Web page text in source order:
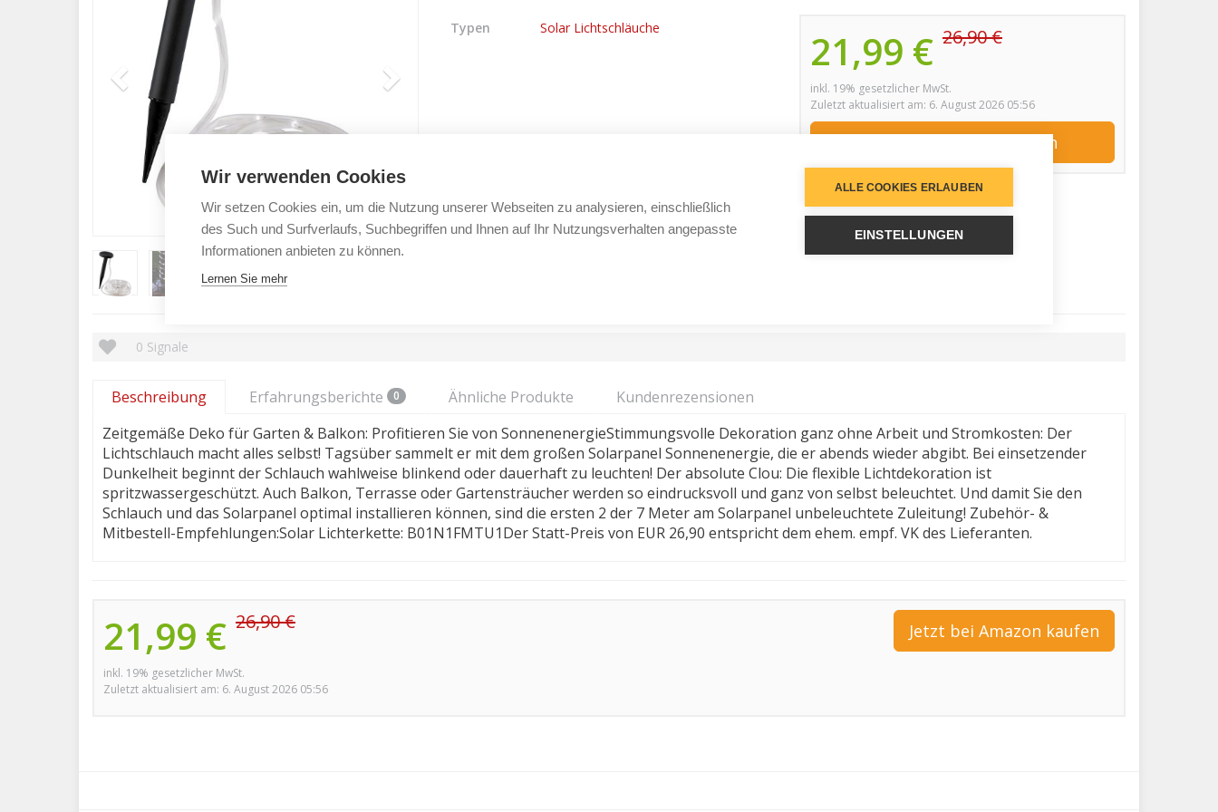
21,99 € 26,90 €
inkl. 19% gesetzlicher MwSt.
Zuletzt aktualisiert am: 6. August 2026 05:56
Jetzt bei Amazon kaufen
Typen Solar Lichtschläuche
0 Signale
Beschreibung Erfahrungsberichte 0 Ähnliche Produkte
Kundenrezensionen
Zeitgemäße Deko für Garten & Balkon: Profitieren Sie von SonnenenergieStimmungsvolle Dekoration ganz ohne Arbeit und Stromkosten: Der
Lichtschlauch macht alles selbst! Tagsüber sammelt er mit dem großen Solarpanel Sonnenenergie, die er abends wieder abgibt. Bei einsetzender
Dunkelheit beginnt der Schlauch wahlweise blinkend oder dauerhaft zu leuchten! Der absolute Clou: Die flexible Lichtdekoration ist
spritzwassergeschützt. Auch Balkon, Terrasse oder Gartensträucher werden so eindrucksvoll und ganz von selbst beleuchtet. Und damit Sie den
Schlauch und das Solarpanel optimal installieren können, sind die ersten 2 der 7 Meter am Solarpanel unbeleuchtete Zuleitung! Zubehör- &
Mitbestell-Empfehlungen:Solar Lichterkette: B01N1FMTU1Der Statt-Preis von EUR 26,90 entspricht dem ehem. empf. VK des Lieferanten.
21,99 € 26,90 €
inkl. 19% gesetzlicher MwSt.
Zuletzt aktualisiert am: 6. August 2026 05:56
Jetzt bei Amazon kaufen
Wir verwenden Cookies
Wir setzen Cookies ein, um die Nutzung unserer Webseiten zu analysieren, einschließlich
des Such und Surfverlaufs, Suchbegriffen und Ihnen auf Ihr Nutzungsverhalten angepasste
Informationen anbieten zu können.
Lernen Sie mehr
ALLE COOKIES ERLAUBEN
EINSTELLUNGEN